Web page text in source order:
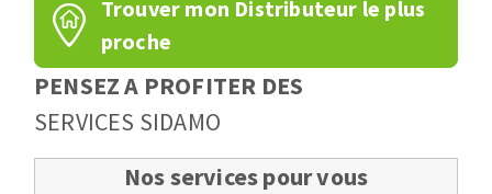
Trouver mon Distributeur le plus
proche
PENSEZ A PROFITER DES
SERVICES SIDAMO
Nos services pour vous